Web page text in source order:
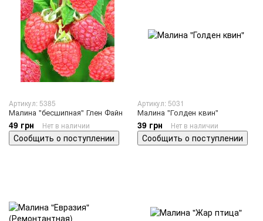
Артикул: 5385
Малина "бесшипная" Глен Файн
49 грн Нет в наличии
Сообщить о поступлении
Артикул: 5031
Малина "Голден квин"
39 грн Нет в наличии
Сообщить о поступлении